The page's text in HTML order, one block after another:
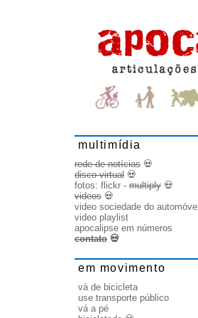
multimídia
rede de notícias 💀
disco virtual 💀
fotos: flickr - multiply 💀
videos 💀
video sociedade do automóvel
video playlist
apocalipse em números
contato 💀
em movimento
vá de bicicleta
use transporte público
vá a pé